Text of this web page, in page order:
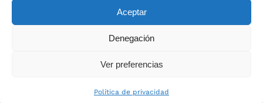
Aceptar
Denegación
Ver preferencias
Política de privacidad
Internetbureau Scriptex